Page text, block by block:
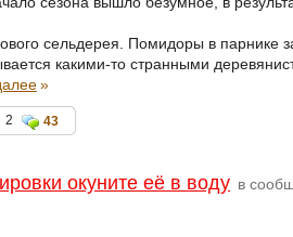
сельдерея. Помидоры в парнике
какими-то странными
»
2 43
окуните её в воду в